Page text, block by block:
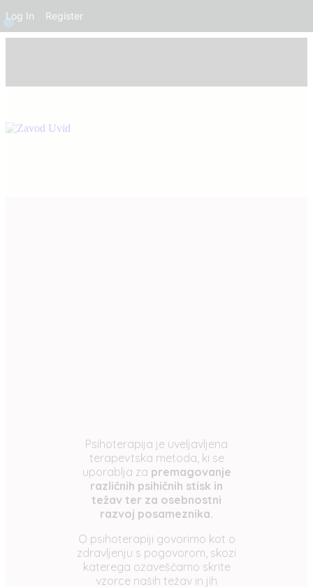
Log In Register
Psihoterapija je uveljavljena
terapevtska metoda, ki se
uporablja za premagovanje
različnih psihičnih stisk in
težav ter za osebnostni
razvoj posameznika.
O psihoterapiji govorimo kot o
zdravljenju s pogovorom, skozi
katerega ozaveščamo skrite
vzorce naših težav in jih